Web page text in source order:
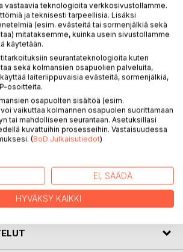
elämän aallokoissa. Iloja, suruja,
paremmasta. Pelkoa pahimmasta.
Valmistautumista pettymykseen.
tai niistä , jotka vielä odottaa
kohti onnea ja paluuta takaisin.
vastaavia teknologioita verkkosivustollamme.
ja teknisesti tarpeellisia. Lisäksi
(esim. evästeitä tai sormenjälkiä sekä
mitataksemme, kuinka usein sivustollamme
käytetään.
seurantateknologioita kuten
sekä kolmansien osapuolien palveluita,
laiteriippuvaisia evästeitä, sormenjälkiä,
osoitteita.
osapuolten sisältöä (esim.
vaikuttaa kolmannen osapuolen suorittamaan
tai mahdolliseen seurantaan. Asetuksillasi
kuvattuihin prosesseihin. Vastaisuudessa
(BoD Julkaisutiedot)
EI, SÄÄDÄ
HYVÄKSY KAIKKI